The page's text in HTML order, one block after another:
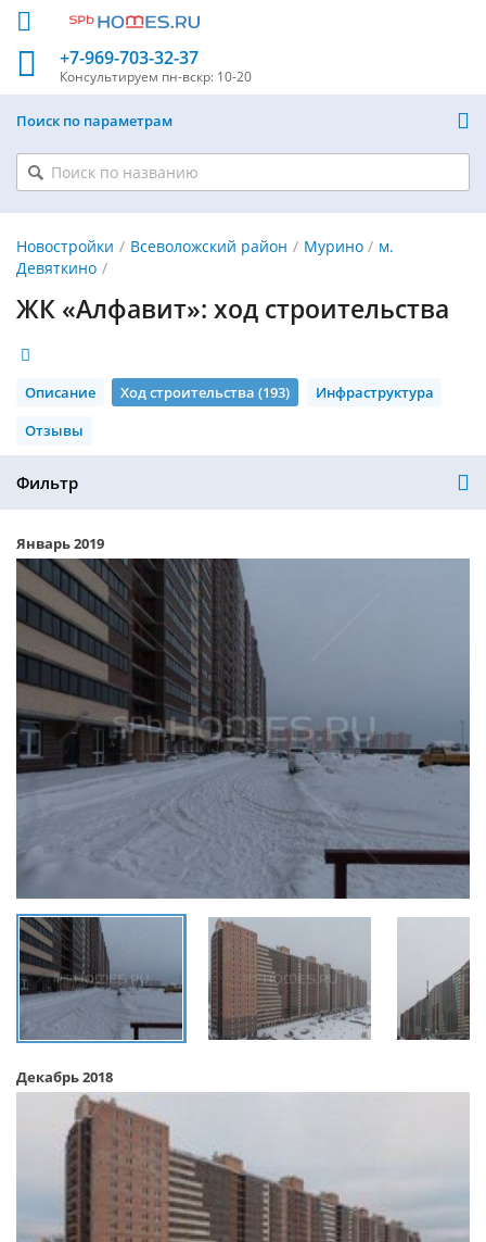
+7-969-703-32-37
Консультируем пн-вскр: 10-20
Поиск по параметрам
Новостройки Всеволожский район Мурино
м.
Девяткино
ЖК «Алфавит»: ход строительства
Описание Ход строительства (193)
Инфраструктура
Отзывы
Фильтр
Январь 2019
Декабрь 2018